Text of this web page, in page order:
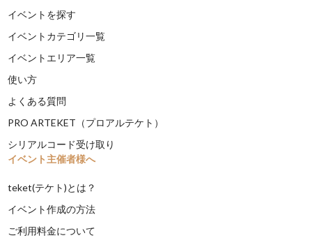
イベントを探す
イベントカテゴリ一覧
イベントエリア一覧
使い方
よくある質問
PRO ARTEKET（プロアルテケト）
シリアルコード受け取り
イベント主催者様へ
teket(テケト)とは？
イベント作成の方法
ご利用料金について